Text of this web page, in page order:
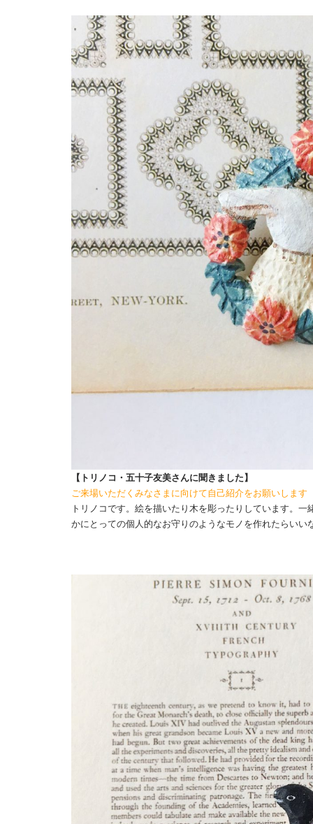
【トリノコ・五十子友美さんに聞きました】
ご来場いただくみなさまに向けて自己紹介をお願いします
トリノコです。絵を描いたり木を彫ったりしています。
かにとっての個人的なお守りのようなモノを作れたらいい